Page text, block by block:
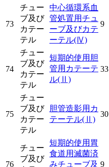
73
チュー
ブ及び
カテー
テル
中心循環系血
管処置用チュ
ーブ及びカテ
ーテル(Ⅳ)
9
74
チュー
ブ及び
カテー
テル
短期的使用胆
管用カテーテ
ル(Ⅱ)
33
75
チュー
ブ及び
カテー
テル
胆管造影用カ
テーテル(Ⅱ)
30
76
チュー
ブ及び
短期的使用胃
食道用滅菌済
みチューブ及 9